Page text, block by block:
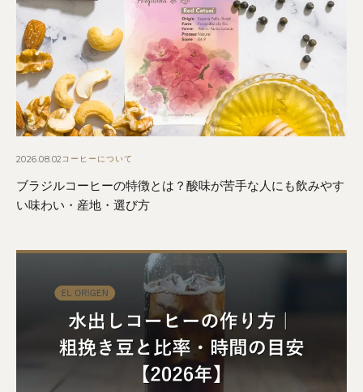
2026.08.02コーヒーについて
ブラジルコーヒーの特徴とは？酸味が苦手な人にも飲みやす
い味わい・産地・選び方